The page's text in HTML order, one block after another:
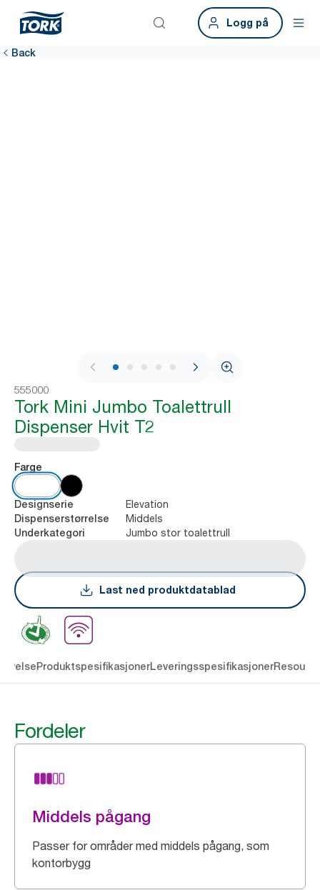
Logg på
Back
1 / 8
555000
Tork Mini Jumbo Toalettrull
Dispenser Hvit T2
Farge
Designserie Elevation
Dispenserstørrelse Middels
Underkategori Jumbo stor toalettrull
Last ned produktdatablad
ProduktspesifikasjonerLeveringsspesifikasjoner
Fordeler
Middels pågang
Passer for områder med middels pågang, som
kontorbygg